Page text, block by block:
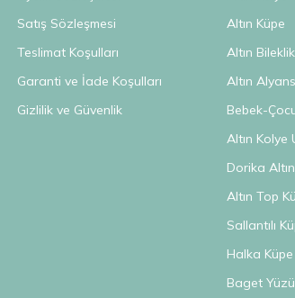
Satış Sözleşmesi
Teslimat Koşulları
Garanti ve İade Koşulları
Gizlilik ve Güvenlik
Altın Küpe
Altın Bileklik
Altın Alyans
Bebek-
Altın Kolye
Dorika
Altın Top
Sallantılı
Halka Küpe
Baget